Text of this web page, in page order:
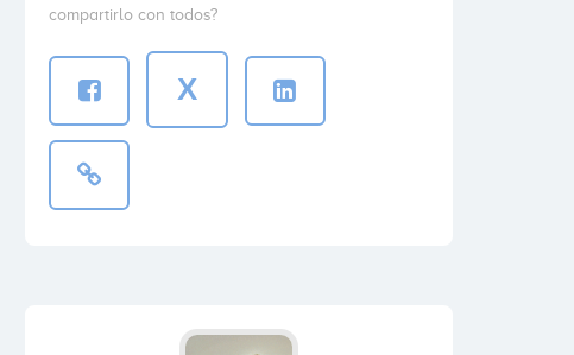
compartirlo con todos?
X